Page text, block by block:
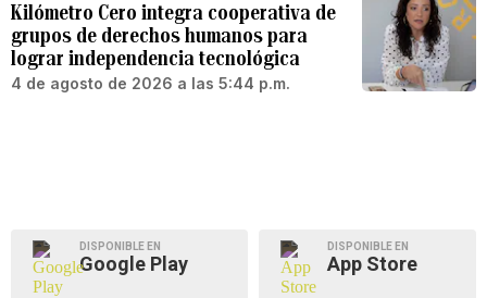
Kilómetro Cero integra cooperativa de
grupos de derechos humanos para
lograr independencia tecnológica
4 de agosto de 2026 a las 5:44 p.m.
DISPONIBLE EN
Google Play
DISPONIBLE EN
App Store